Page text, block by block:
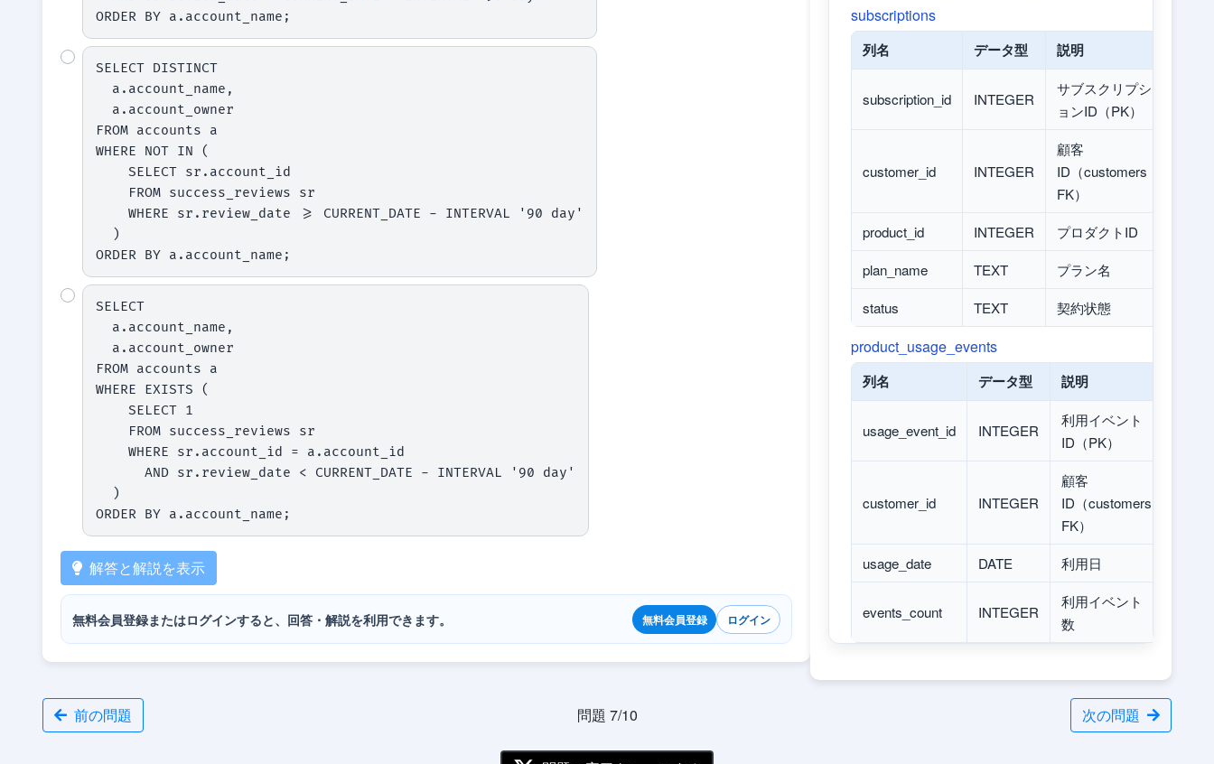
ORDER BY a.account_name;
SELECT DISTINCT
FROM accounts a
WHERE NOT IN (
ORDER BY a.account_name;
SELECT
FROM accounts a
WHERE EXISTS (
ORDER BY a.account_name;
解答と解説を表示
無料会員登録またはログインすると、回答・解説を利用できます。 無料会員登録 ログイン
subscriptions
列名 データ型 説明
subscription_id INTEGER
サブスクリプシ
ョンID（PK）
customer_id INTEGER
顧客
ID（customers
FK）
product_id
INTEGER
プロダクトID
plan_name
TEXT
プラン名
status
TEXT 契約状態
product_usage_events
列名 データ型 説明
usage_event_id INTEGER
利用イベント
ID（PK）
customer_id INTEGER
顧客
ID（customers
FK）
usage_date
DATE 利用日
events_count INTEGER
利用イベント
数
前の問題 問題 7/10 次の問題